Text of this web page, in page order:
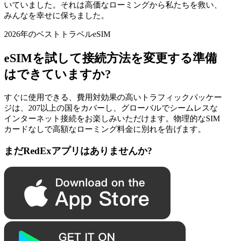
いていました。それは高価なローミングから私たちを救い、
みんなを幸せに保ちました。
2026年のベストトラベルeSIM
eSIMを試して接続方法を変更する準備
はできていますか?
すぐに使用できる、費用対効果の高いトラフィックパッケー
ジは、207以上の国をカバーし、グローバルでシームレスな
インターネット接続をお楽しみいただけます。物理的なSIM
カードなしで高額なローミング料金に別れを告げます。
まだRedExアプリはありませんか?